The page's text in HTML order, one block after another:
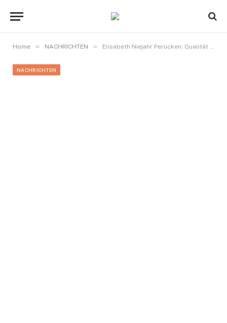
Home » NACHRICHTEN » Elisabeth Niejahr Perücken: Qualität und Stil für Jeden Anlass
NACHRICHTEN